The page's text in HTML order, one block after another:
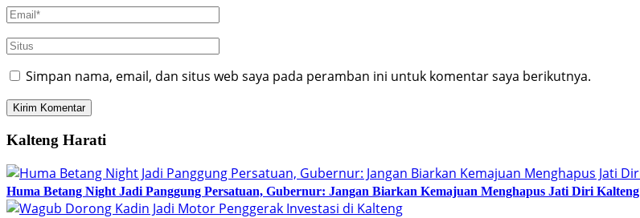
Simpan nama, email, dan situs web saya pada peramban ini untuk komentar saya berikutnya.
Kalteng Harati
Huma Betang Night Jadi Panggung Persatuan, Gubernur: Jangan Biarkan Kemajuan Menghapus Jati Diri Kalteng